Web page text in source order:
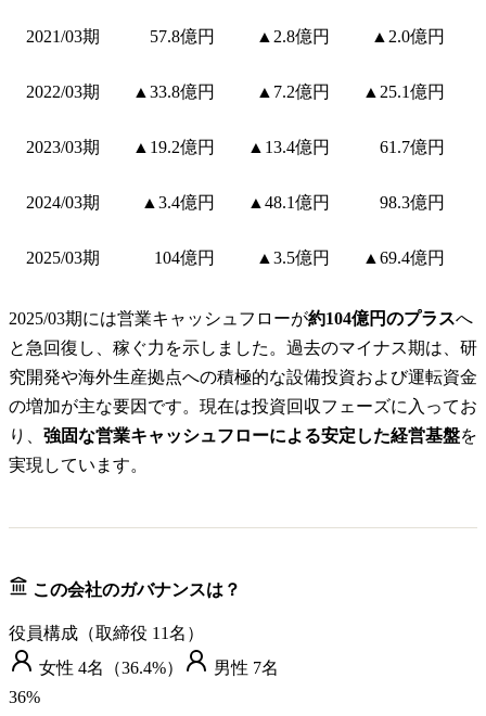
2021/03期 57.8億円 ▲2.8億円 ▲2.0億円
2022/03期 ▲33.8億円 ▲7.2億円 ▲25.1億円
2023/03期 ▲19.2億円 ▲13.4億円 61.7億円
2024/03期 ▲3.4億円 ▲48.1億円 98.3億円
2025/03期 104億円 ▲3.5億円 ▲69.4億円
2025/03期には営業キャッシュフローが約104億円のプラスへ
と急回復し、稼ぐ力を示しました。過去のマイナス期は、研
究開発や海外生産拠点への積極的な設備投資および運転資金
の増加が主な要因です。現在は投資回収フェーズに入ってお
り、 強固な営業キャッシュフローによる安定した経営基盤を
実現しています。
この会社のガバナンスは？
役員構成（取締役 11名）
女性 4名（36.4%） 男性 7名
36%